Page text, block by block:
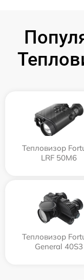
Тепловизор
LRF 50M6
Тепловизор
General 40S3